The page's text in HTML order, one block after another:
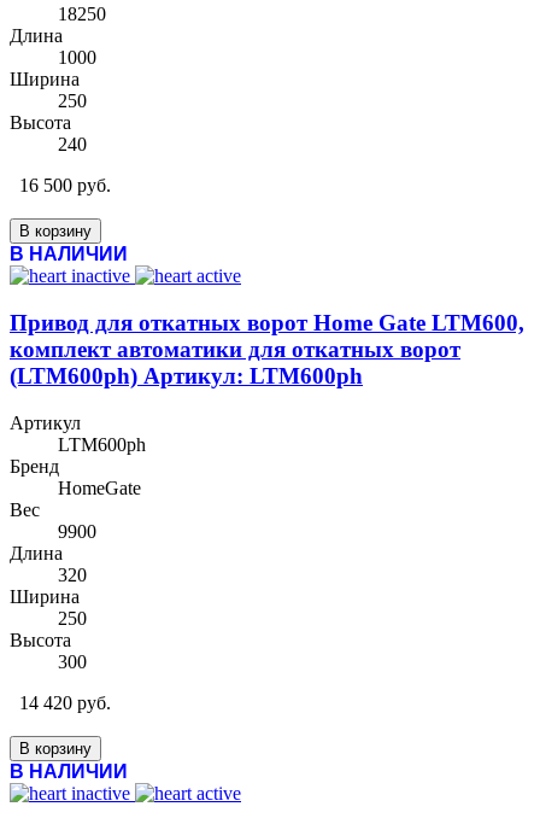
18250
Длина
1000
Ширина
250
Высота
240
16 500 руб.
В корзину
В НАЛИЧИИ
Привод для откатных ворот Home Gate LTM600,
комплект автоматики для откатных ворот
(LTM600ph) Артикул: LTM600ph
Артикул
LTM600ph
Бренд
HomeGate
Вес
9900
Длина
320
Ширина
250
Высота
300
14 420 руб.
В корзину
В НАЛИЧИИ